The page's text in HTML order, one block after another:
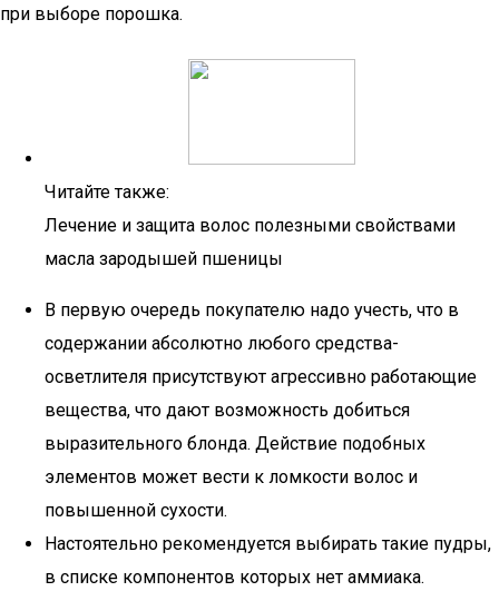
при выборе порошка.
Читайте также:
Лечение и защита волос полезными свойствами
масла зародышей пшеницы
В первую очередь покупателю надо учесть, что в
содержании абсолютно любого средства-
осветлителя присутствуют агрессивно работающие
вещества, что дают возможность добиться
выразительного блонда. Действие подобных
элементов может вести к ломкости волос и
повышенной сухости.
Настоятельно рекомендуется выбирать такие пудры,
в списке компонентов которых нет аммиака.